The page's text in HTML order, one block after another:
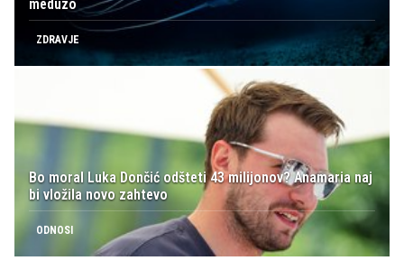
meduzo
ZDRAVJE
Bo moral Luka Dončić odšteti 43 milijonov? Anamaria naj
bi vložila novo zahtevo
ODNOSI